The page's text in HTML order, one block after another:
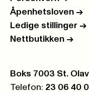
Åpenhetsloven ->
Ledige stillinger ->
Nettbutikken ->
Postboks:
Boks 7003 St.
Telefon: 23 06 40